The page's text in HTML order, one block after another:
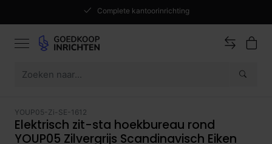
Complete kantoorinrichting
YOUP05-Zi-SE-1612
Elektrisch zit-sta hoekbureau rond
YOUP05 Zilvergrijs Scandinavisch Eiken